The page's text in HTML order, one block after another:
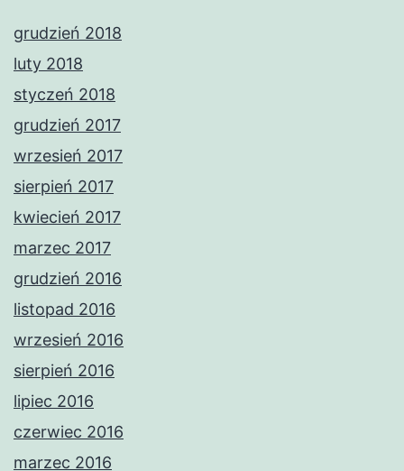
grudzień 2018
luty 2018
styczeń 2018
grudzień 2017
wrzesień 2017
sierpień 2017
kwiecień 2017
marzec 2017
grudzień 2016
listopad 2016
wrzesień 2016
sierpień 2016
lipiec 2016
czerwiec 2016
marzec 2016